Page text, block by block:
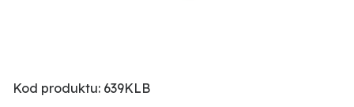
Kod produktu: 639KLB